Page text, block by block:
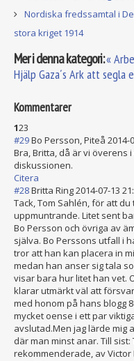
Nordiska fredssamtal i
stora kriget 1914
Mer i denna kategori:«
Hjälp Gaza´s Ark att
Kommentarer
123
#29Bo Persson, Piteå 2014-
Bra, Britta, då är vi överens
diskussionen.
Citera
#28Britta Ring2014-07-13
Tack, Tom Sahlén, för att
uppmuntrande. Litet sent
Bo Persson och övriga av
själva. Bo Perssons utfall i
tror att han kan placera in
medan han anser sig tala
visar bara hur litet han vet.
klarar utmärkt väl att
med honom på hans blogg
mycket oense i ett par
avslutad.Men jag lärde mig
där man minst anar. Till
rekommenderade, av